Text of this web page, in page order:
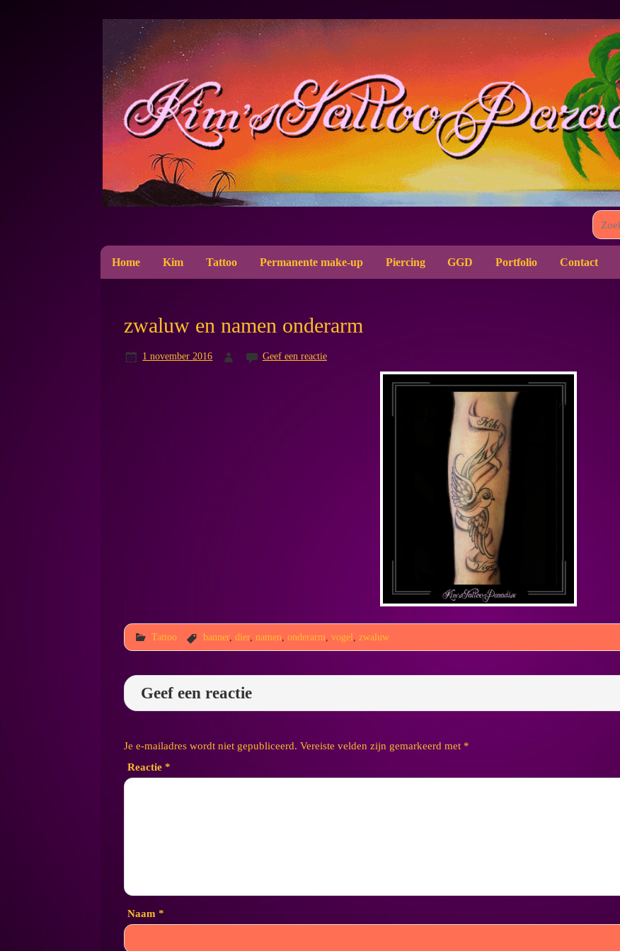
Home Kim Tattoo Permanente make-up Piercing GGD Portfolio Contact
zwaluw en namen onderarm
1 november 2016 Geef een reactie
Tattoo banner,dier, namen ,onderarm ,vogel ,zwaluw
Geef een reactie
Je e-mailadres wordt niet gepubliceerd. Vereiste velden zijn gemarkeerd met *
Reactie *
Naam *